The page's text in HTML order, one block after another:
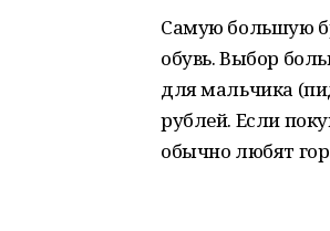
Самую большую
обувь. Выбор
для мальчика
рублей. Если
обычно любят